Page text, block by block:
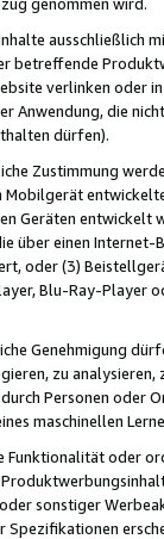
ausschließlich
betreffende
verlinken oder
Anwendung, die
dürfen).
Zustimmung
Geräten
über einen
oder (3)
Blu-Ray-Player
Genehmigung
zu
Personen
maschinellen
oder
sonstiger